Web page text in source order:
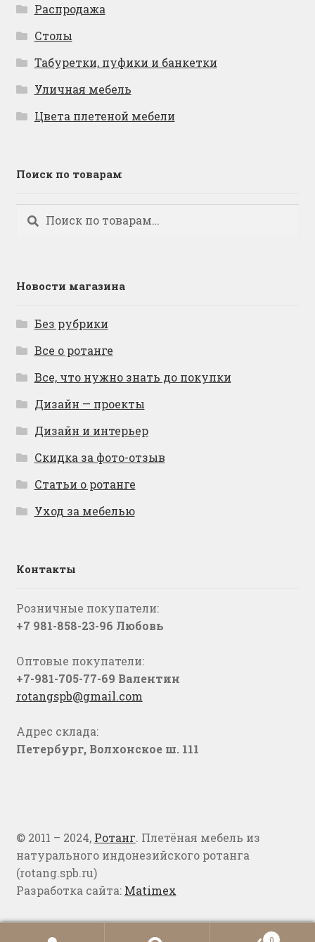
Распродажа
Столы
Табуретки, пуфики и банкетки
Уличная мебель
Цвета плетеной мебели
Поиск по товарам
Искать:
Поиск
Новости магазина
Без рубрики
Все о ротанге
Все, что нужно знать до покупки
Дизайн — проекты
Дизайн и интерьер
Скидка за фото-отзыв
Статьи о ротанге
Уход за мебелью
Контакты
Розничные покупатели:
+7 981-858-23-96 Любовь
Оптовые покупатели:
+7-981-705-77-69 Валентин
rotangspb@gmail.com
Адрес склада:
Петербург, Волхонское ш. 111
© 2011 – 2024, Ротанг. Плетёная мебель из
натурального индонезийского ротанга
(rotang.spb.ru)
Разработка сайта: Matimex
0